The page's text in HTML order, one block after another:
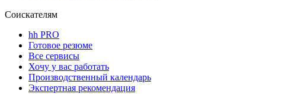
Соискателям
hh PRO
Готовое резюме
Все сервисы
Хочу у вас работать
Производственный календарь
Экспертная рекомендация